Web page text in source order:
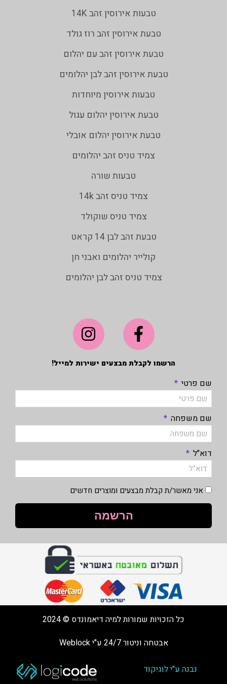
הרשמו לקבלת מבצעים ישירות למייל!
שם פרטי
שם משפחה
דוא"ל
אני מאשר/ת קבלת מבצעים ומוצרים חדשים
הרשמה
טבעות אירוסין זהב 14K
טבעת אירוסין זהב רוז גולד
טבעת אירוסין זהב עם יהלום
טבעת אירוסין זהב לבן יהלומים
טבעות אירוסין מיוחדות
טבעת אירוסין יהלום עגול
טבעת אירוסין יהלום אובלי
צמיד טניס זהב יהלומים
טבעות שורה
צמיד טניס זהב 14k
צמיד טניס שוקולד
טבעת זהב לבן 14 קראט
קולייר יהלומים ואבני חן
צמיד טניס זהב לבן יהלומים
כל הזכויות שמורות למיה דיאמונדס © 2024
אבטחה וניטור 24/7 ע"י Weblock
נבנה ע"י לוגיקוד